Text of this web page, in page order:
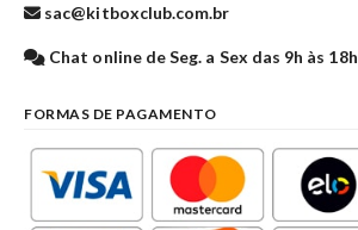
sac@kitboxclub.com.br
Chat online de Seg. a Sex das 9h às 18h
FORMAS DE PAGAMENTO